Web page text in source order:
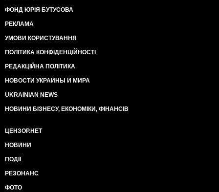
ФОНД ЮРІЯ БУТУСОВА
РЕКЛАМА
УМОВИ КОРИСТУВАННЯ
ПОЛІТИКА КОНФІДЕНЦІЙНОСТІ
РЕДАКЦІЙНА ПОЛІТИКА
НОВОСТИ УКРАИНЫ И МИРА
UKRAINIAN NEWS
НОВИНИ БІЗНЕСУ, ЕКОНОМІКИ, ФІНАНСІВ
ЦЕНЗОР.НЕТ
НОВИНИ
ПОДІЇ
РЕЗОНАНС
ФОТО